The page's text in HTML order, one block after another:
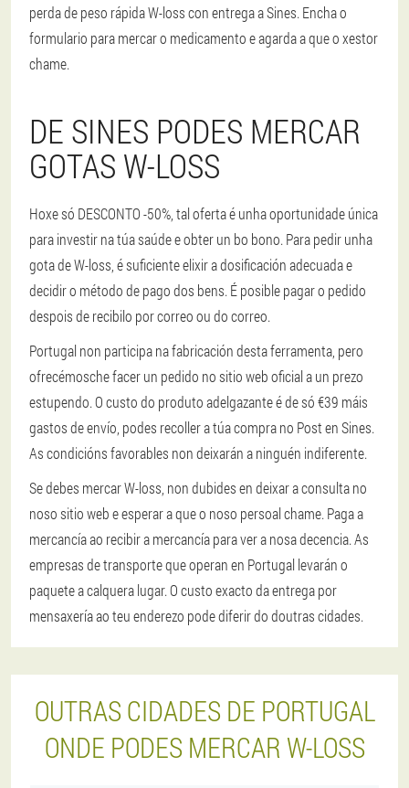
perda de peso rápida W-loss con entrega a Sines. Encha o
formulario para mercar o medicamento e agarda a que o xestor
chame.
DE SINES PODES MERCAR
GOTAS W-LOSS
Hoxe só DESCONTO -50%, tal oferta é unha oportunidade única
para investir na túa saúde e obter un bo bono. Para pedir unha
gota de W-loss, é suficiente elixir a dosificación adecuada e
decidir o método de pago dos bens. É posible pagar o pedido
despois de recibilo por correo ou do correo.
Portugal non participa na fabricación desta ferramenta, pero
ofrecémosche facer un pedido no sitio web oficial a un prezo
estupendo. O custo do produto adelgazante é de só €39 máis
gastos de envío, podes recoller a túa compra no Post en Sines.
As condicións favorables non deixarán a ninguén indiferente.
Se debes mercar W-loss, non dubides en deixar a consulta no
noso sitio web e esperar a que o noso persoal chame. Paga a
mercancía ao recibir a mercancía para ver a nosa decencia. As
empresas de transporte que operan en Portugal levarán o
paquete a calquera lugar. O custo exacto da entrega por
mensaxería ao teu enderezo pode diferir do doutras cidades.
OUTRAS CIDADES DE PORTUGAL
ONDE PODES MERCAR W-LOSS